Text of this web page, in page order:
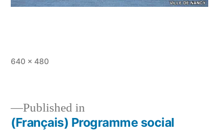
Full
640 × 480
Post
Published in
(Français) Programme social